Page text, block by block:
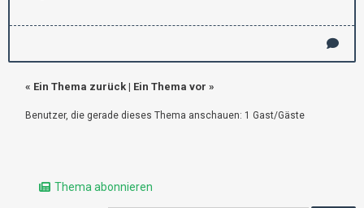
« Ein Thema zurück | Ein Thema vor »
Benutzer, die gerade dieses Thema anschauen: 1 Gast/Gäste
Thema abonnieren